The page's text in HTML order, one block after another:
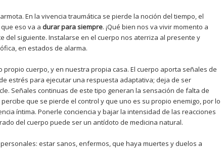
En la vivencia traumática se pierde la noción del tiempo, el
eso va a durar para siempre. ¡Qué bien nos va vivir momento a
del siguiente. Instalarse en el cuerpo nos aterriza al presente y
en estados de alarma.
propio cuerpo, y en nuestra propia casa. El cuerpo aporta señales de
estrés para ejecutar una respuesta adaptativa; deja de ser
Señales continuas de este tipo generan la sensación de falta de
que se pierde el control y que uno es su propio enemigo, por lo
íntima. Ponerle conciencia y bajar la intensidad de las reacciones
del cuerpo puede ser un antídoto de medicina natural.
estar sanos, enfermos, que haya muertes y duelos a